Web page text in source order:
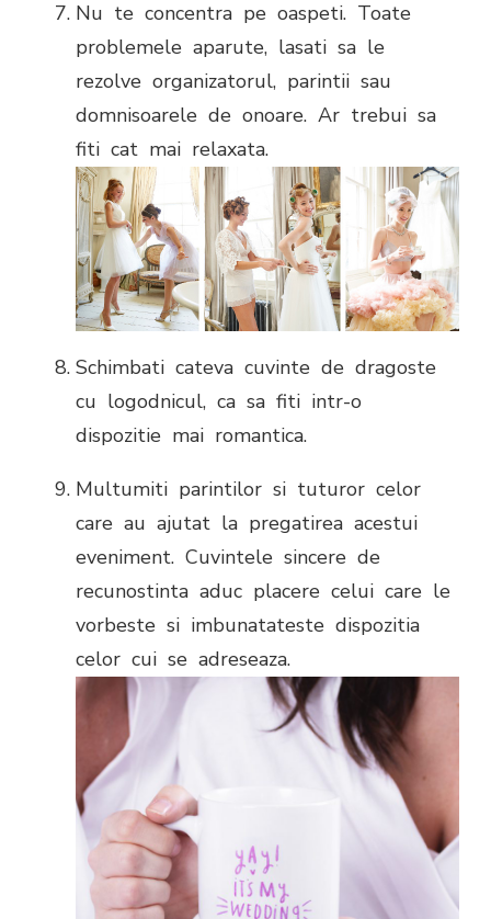
Nu te concentra pe oaspeti. Toate
problemele aparute, lasati sa le
rezolve organizatorul, parintii sau
domnisoarele de onoare. Ar trebui sa
fiti cat mai relaxata.
Schimbati cateva cuvinte de dragoste
cu logodnicul, ca sa fiti intr-o
dispozitie mai romantica.
Multumiti parintilor si tuturor celor
care au ajutat la pregatirea acestui
eveniment. Cuvintele sincere de
recunostinta aduc placere celui care le
vorbeste si imbunatateste dispozitia
celor cui se adreseaza.